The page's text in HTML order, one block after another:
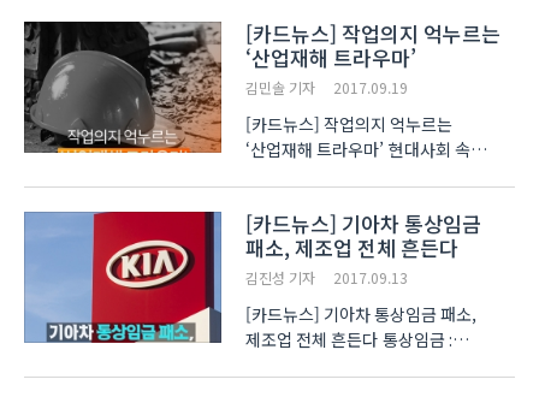
역대 최고 수출액으로, 올 2월 이후
7개월 연속 월간 최대 수출 실적을
경신한 수치입니다.. ..
[카드뉴스] 작업의지 억누르는
‘산업재해 트라우마’
김민솔 기자 2017.09.19
[카드뉴스] 작업의지 억누르는
‘산업재해 트라우마’ 현대사회 속
위험천만한 사고가 잦은 산업계
종사자들의 ‘산업재해 트라우마’는
고통의 정도가 높아 스스로 극복하기가
어..
[카드뉴스] 기아차 통상임금
패소, 제조업 전체 흔든다
김진성 기자 2017.09.13
[카드뉴스] 기아차 통상임금 패소,
제조업 전체 흔든다 통상임금 :